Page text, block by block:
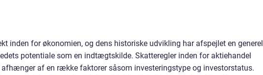
inden for økonomien, og dens historiske udvikling har afspejlet en generel
potentiale som en indtægtskilde. Skatteregler inden for aktiehandel
af en række faktorer såsom investeringstype og investorstatus.